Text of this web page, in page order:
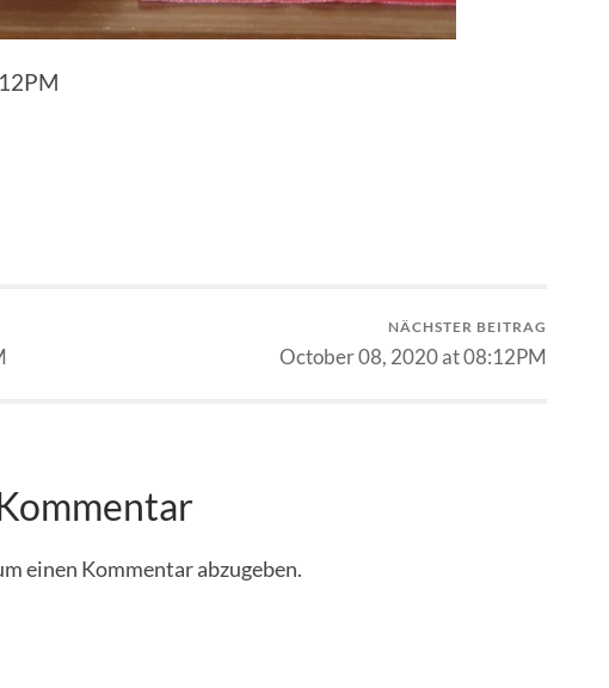
NÄCHSTER BEITRAG
October 08, 2020 at 08:12PM
einen Kommentar abzugeben.